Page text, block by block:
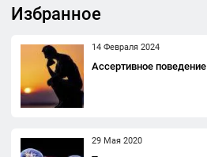
Избранное
14 Февраля 2024
Ассертивное поведение
29 Мая 2020